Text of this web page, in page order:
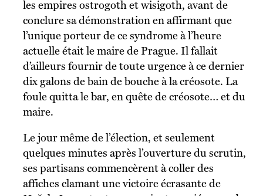
les empires ostrogoth et wisigoth, avant de
conclure sa démonstration en affirmant que
l’unique porteur de ce syndrome à l’heure
actuelle était le maire de Prague. Il fallait
d’ailleurs fournir de toute urgence à ce dernier
dix galons de bain de bouche à la créosote. La
foule quitta le bar, en quête de créosote… et du
maire.
Le jour même de l’élection, et seulement
quelques minutes après l’ouverture du scrutin,
ses partisans commencèrent à coller des
affiches clamant une victoire écrasante de